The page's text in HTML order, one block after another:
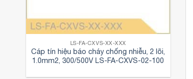
LS-FA-CXVS-XX-XXX
Cáp tín hiệu báo cháy chống nhiễu, 2 lõi,
1.0mm2, 300/500V LS-FA-CXVS-02-100